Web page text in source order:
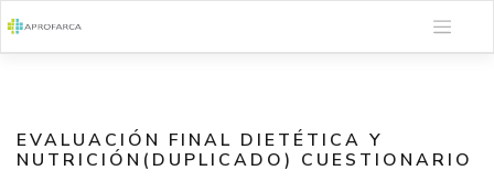
al
EVALUACIÓN FINAL DIETÉTICA Y
NUTRICIÓN(DUPLICADO) CUESTIONARIO